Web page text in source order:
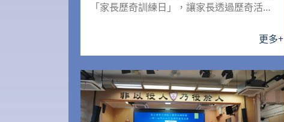
「家長歷奇訓練日」，讓家長透過歷奇活動
更多+